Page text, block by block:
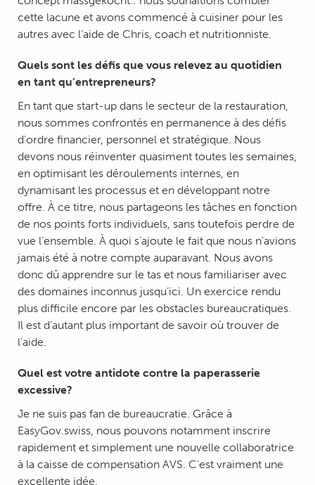
cette lacune et avons commencé à cuisiner pour les
autres avec l’aide de Chris, coach et nutritionniste.
Quels sont les défis que vous relevez au quotidien
en tant qu’entrepreneurs?
En tant que start-up dans le secteur de la restauration,
nous sommes confrontés en permanence à des défis
d’ordre financier, personnel et stratégique. Nous
devons nous réinventer quasiment toutes les semaines,
en optimisant les déroulements internes, en
dynamisant les processus et en développant notre
offre. À ce titre, nous partageons les tâches en fonction
de nos points forts individuels, sans toutefois perdre de
vue l’ensemble. À quoi s’ajoute le fait que nous n’avions
jamais été à notre compte auparavant. Nous avons
donc dû apprendre sur le tas et nous familiariser avec
des domaines inconnus jusqu’ici. Un exercice rendu
plus difficile encore par les obstacles bureaucratiques.
Il est d’autant plus important de savoir où trouver de
l’aide.
Quel est votre antidote contre la paperasserie
excessive?
Je ne suis pas fan de bureaucratie. Grâce à
EasyGov.swiss, nous pouvons notamment inscrire
rapidement et simplement une nouvelle collaboratrice
à la caisse de compensation AVS. C’est vraiment une
excellente idée.